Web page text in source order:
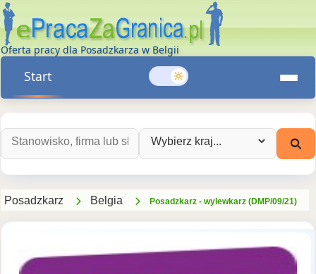
Oferta pracy dla Posadzkarza w Belgii
Start
Szukaj ofert pracy: Wybierz kraj:
Posadzkarz Belgia Posadzkarz - wylewkarz (DMP/09/21)